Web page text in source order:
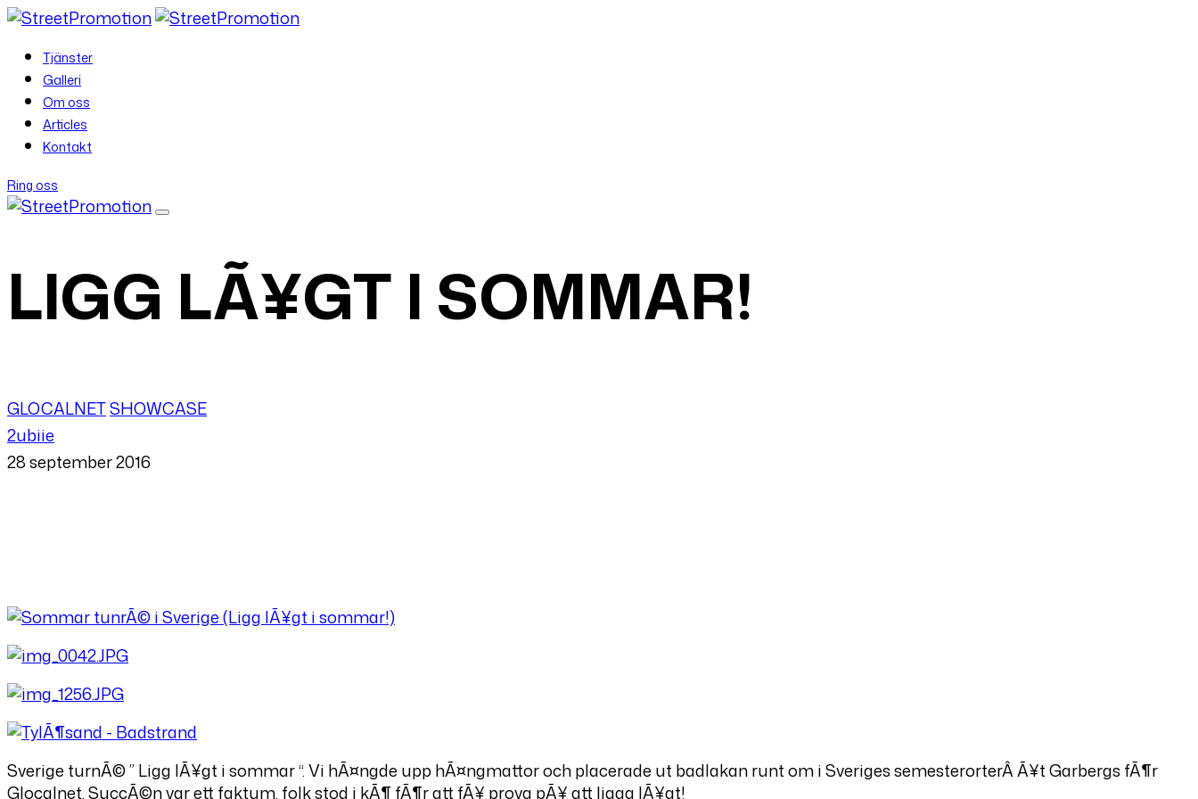
Tjänster
Galleri
Om oss
Articles
Kontakt
Ring oss
LIGG LÃ¥GT I SOMMAR!
GLOCALNETSHOWCASE
2ubiie
28 september 2016
Sverige turnÃ© ” Ligg lÃ¥gt i sommar “. Vi hÃ¤ngde upp hÃ¤ngmattor och placerade ut badlakan runt om i Sveriges semesterorterÂ Ã¥t Garbergs fÃ¶r
Glocalnet. SuccÃ©n var ett faktum, folk stod i kÃ¶ fÃ¶r att fÃ¥ prova pÃ¥ att ligga lÃ¥gt!